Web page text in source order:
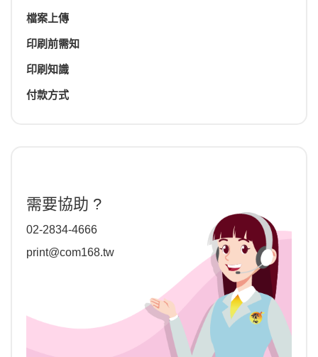
檔案上傳
印刷前需知
印刷知識
付款方式
需要協助 ?
02-2834-4666
print@com168.tw